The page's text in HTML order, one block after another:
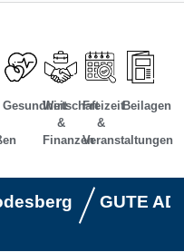
GesundheitWirtschaft
&
Finanzen
Freizeit
&
Veranstaltungen
Beilagen
GUTE